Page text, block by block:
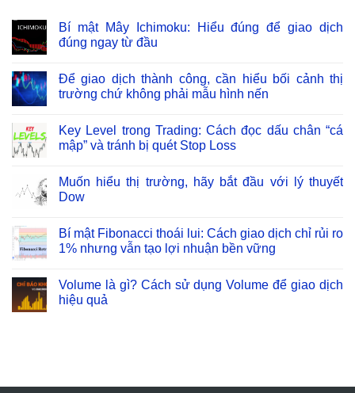
Bí mật Mây Ichimoku: Hiểu đúng để giao dịch
đúng ngay từ đầu
Để giao dịch thành công, cần hiểu bối cảnh thị
trường chứ không phải mẫu hình nến
Key Level trong Trading: Cách đọc dấu chân “cá
mập” và tránh bị quét Stop Loss
Muốn hiểu thị trường, hãy bắt đầu với lý thuyết
Dow
Bí mật Fibonacci thoái lui: Cách giao dịch chỉ rủi ro
1% nhưng vẫn tạo lợi nhuận bền vững
Volume là gì? Cách sử dụng Volume để giao dịch
hiệu quả